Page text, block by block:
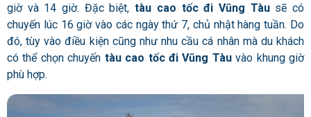
giờ và 14 giờ. Đặc biệt,tàu cao tốc đi Vũng Tàu sẽ có
chuyến lúc 16 giờ vào các ngày thứ 7, chủ nhật hàng tuần. Do
đó, tùy vào điều kiện cũng như nhu cầu cá nhân mà du khách
có thể chọn chuyến tàu cao tốc đi Vũng Tàuvào khung giờ
phù hợp.